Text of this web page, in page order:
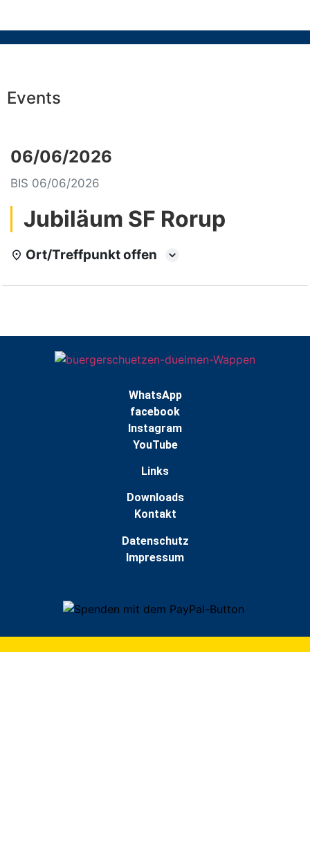
Events
06/06/2026
BIS 06/06/2026
Jubiläum SF Rorup
Ort/Treffpunkt offen
WhatsApp
facebook
Instagram
YouTube
Links
Downloads
Kontakt
Datenschutz
Impressum